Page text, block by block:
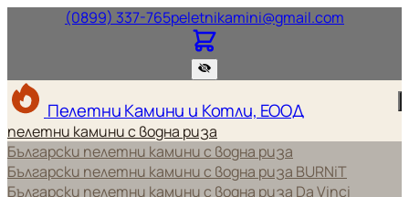
(0899) 337-765Нашият телефонен номер.
peletnikamini@gmail.com
Пелетни Камини и Котли, ЕООД
пелетни камини с водна риза
Български пелетни камини с водна риза
Български пелетни камини с водна риза BURNiT
Български пелетни камини с водна риза Da Vinci